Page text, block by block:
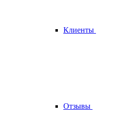
Клиенты
Отзывы